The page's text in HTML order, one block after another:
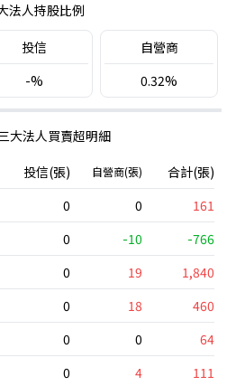
法人持股比例
投信
-%
自營商
0.32%
大法人買賣超明細
投信(張) 自營商(張)
合計(張)
0 0
161
0 -10
-766
0 19
1,840
0 18
460
0 0
64
0 4
111